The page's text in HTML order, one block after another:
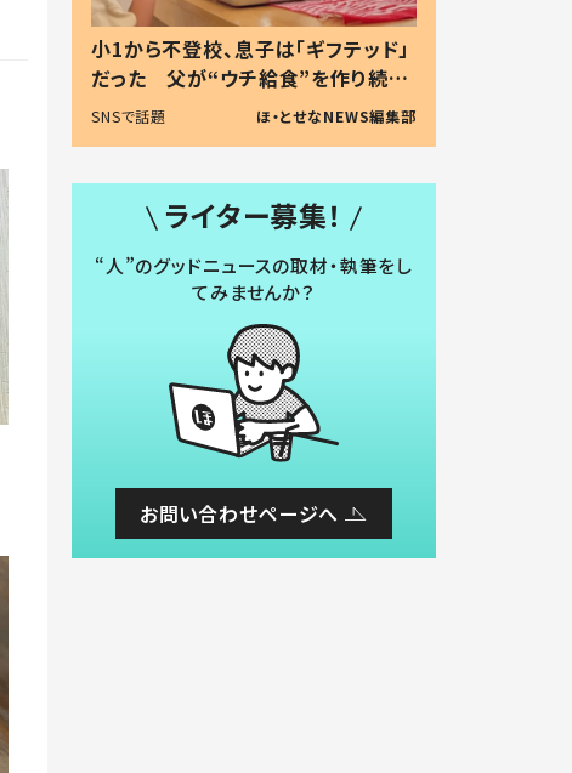
小1から不登校、息子は「ギフテッド」
だった 父が“ウチ給食”を作り続け
る理由とは #令和の親 #令和の子
SNSで話題 ほ・とせなNEWS編集部
ライター募集！
“人”のグッドニュースの取材・執筆をし
てみませんか？
お問い合わせページへ